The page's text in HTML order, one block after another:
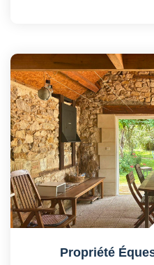
Propriété